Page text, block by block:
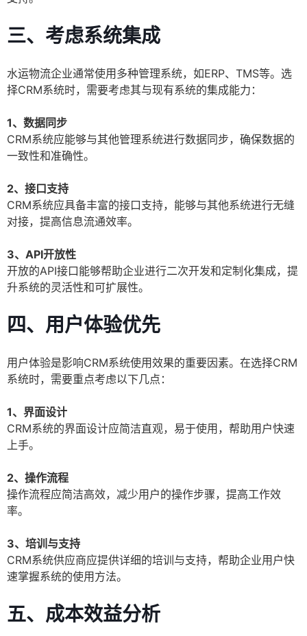
三、考虑系统集成
水运物流企业通常使用多种管理系统，如ERP、TMS等。选
择CRM系统时，需要考虑其与现有系统的集成能力：
1、数据同步
CRM系统应能够与其他管理系统进行数据同步，确保数据的
一致性和准确性。
2、接口支持
CRM系统应具备丰富的接口支持，能够与其他系统进行无缝
对接，提高信息流通效率。
3、API开放性
开放的API接口能够帮助企业进行二次开发和定制化集成，提
升系统的灵活性和可扩展性。
四、用户体验优先
用户体验是影响CRM系统使用效果的重要因素。在选择CRM
系统时，需要重点考虑以下几点：
1、界面设计
CRM系统的界面设计应简洁直观，易于使用，帮助用户快速
上手。
2、操作流程
操作流程应简洁高效，减少用户的操作步骤，提高工作效
率。
3、培训与支持
CRM系统供应商应提供详细的培训与支持，帮助企业用户快
速掌握系统的使用方法。
五、成本效益分析